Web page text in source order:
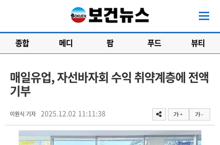
종합 메디 팜 푸드 뷰티
매일유업, 자선바자회 수익 취약계층에 전액
기부
이원식 기자 2025.12.02 11:11:38 가 + 가 -